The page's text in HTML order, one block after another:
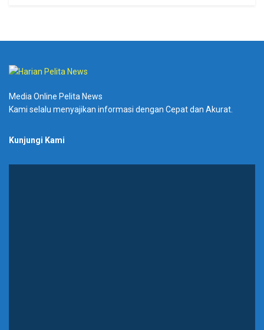
Media Online Pelita News
Kami selalu menyajikan informasi dengan Cepat dan Akurat.
Kunjungi Kami